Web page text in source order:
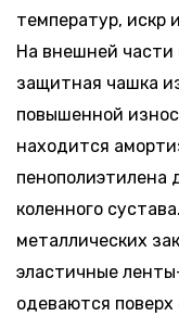
температур, искр
На внешней части
защитная чашка
повышенной
находится
пенополиэтилена
коленного
металлических
эластичные
одеваются